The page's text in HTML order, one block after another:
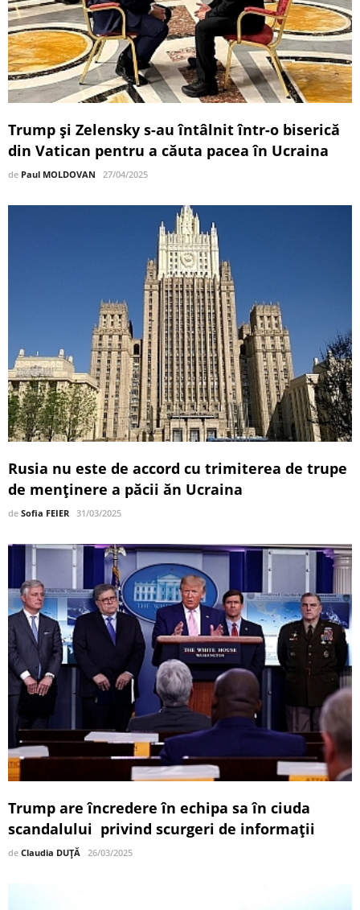
Trump și Zelensky s-au întâlnit într-o biserică
din Vatican pentru a căuta pacea în Ucraina
de Paul MOLDOVAN 27/04/2025
Rusia nu este de accord cu trimiterea de trupe
de menținere a păcii ăn Ucraina
de Sofia FEIER 31/03/2025
Trump are încredere în echipa sa în ciuda
scandalului privind scurgeri de informații
de Claudia DUȚĂ 26/03/2025